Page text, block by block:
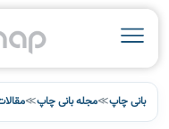
بانی چاپ≫مجله بانی چاپ≫